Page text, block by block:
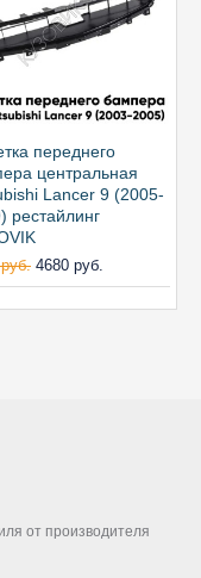
переднего
центральная
Lancer 9 (2005-
рестайлинг
4680 руб.
от производителя